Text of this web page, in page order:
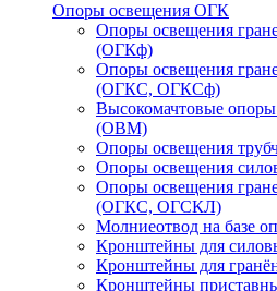
Опоры освещения ОГК
Опоры освещения
(ОГКф)
Опоры освещения
(ОГКС, ОГКСф)
Высокомачтовые
(ОВМ)
Опоры освещения
Опоры освещения
Опоры освещения
(ОГКС, ОГСКЛ)
Молниеотвод на базе
Кронштейны для
Кронштейны для
Кронштейны